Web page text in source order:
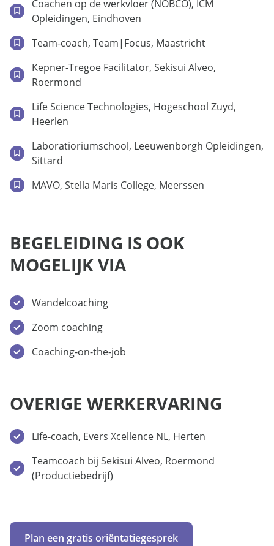
Coachen op de werkvloer (NOBCO), ICM
Opleidingen, Eindhoven
Team-coach, Team|Focus, Maastricht
Kepner-Tregoe Facilitator, Sekisui Alveo,
Roermond
Life Science Technologies, Hogeschool Zuyd,
Heerlen
Laboratioriumschool, Leeuwenborgh Opleidingen,
Sittard
MAVO, Stella Maris College, Meerssen
BEGELEIDING IS OOK
MOGELIJK VIA
Wandelcoaching
Zoom coaching
Coaching-on-the-job
OVERIGE WERKERVARING
Life-coach, Evers Xcellence NL, Herten
Teamcoach bij Sekisui Alveo, Roermond
(Productiebedrijf)
Plan een gratis oriëntatiegesprek